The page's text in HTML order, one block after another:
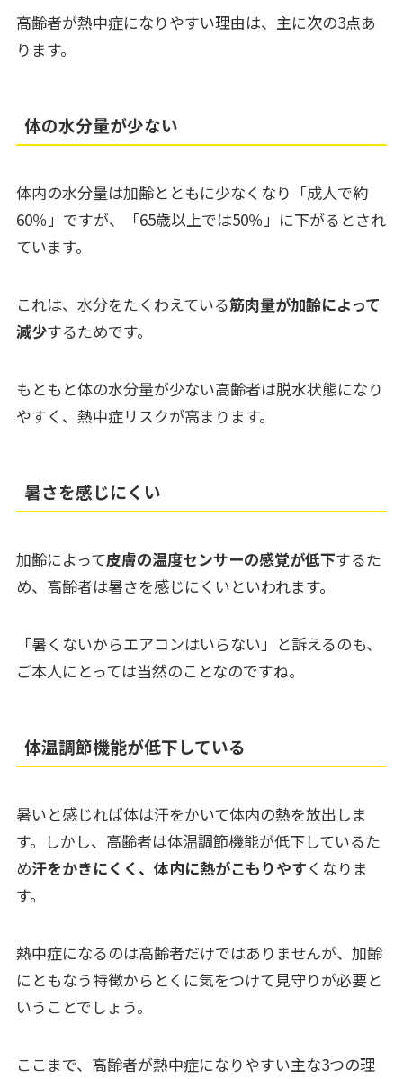
高齢者が熱中症になりやすい理由は、主に次の3点あ
ります。
体の水分量が少ない
体内の水分量は加齢とともに少なくなり「成人で約
60％」ですが、「65歳以上では50％」に下がるとされ
ています。
これは、水分をたくわえている筋肉量が加齢によって
減少するためです。
もともと体の水分量が少ない高齢者は脱水状態になり
やすく、熱中症リスクが高まります。
暑さを感じにくい
加齢によって皮膚の温度センサーの感覚が低下するた
め、高齢者は暑さを感じにくいといわれます。
「暑くないからエアコンはいらない」と訴えるのも、
ご本人にとっては当然のことなのですね。
体温調節機能が低下している
暑いと感じれば体は汗をかいて体内の熱を放出しま
す。しかし、高齢者は体温調節機能が低下しているた
め汗をかきにくく、体内に熱がこもりやすくなりま
す。
熱中症になるのは高齢者だけではありませんが、加齢
にともなう特徴からとくに気をつけて見守りが必要と
いうことでしょう。
ここまで、高齢者が熱中症になりやすい主な3つの理